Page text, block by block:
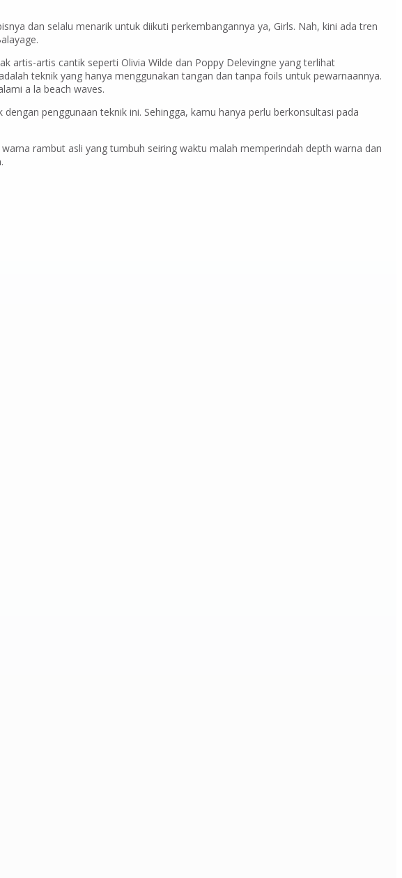
dan selalu menarik untuk diikuti perkembangannya ya, Girls. Nah, kini ada tren
artis-artis cantik seperti Olivia Wilde dan Poppy Delevingne yang terlihat
teknik yang hanya menggunakan tangan dan tanpa foils untuk pewarnaannya.
a la beach waves.
penggunaan teknik ini. Sehingga, kamu hanya perlu berkonsultasi pada
rambut asli yang tumbuh seiring waktu malah memperindah depth warna dan